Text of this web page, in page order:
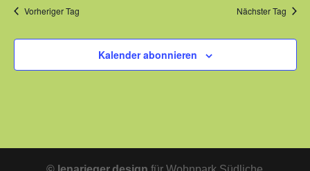
Vorheriger Tag Nächster Tag
Kalender abonnieren